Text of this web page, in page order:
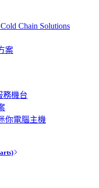
Chain Solutions
案
務機台
你電腦主機